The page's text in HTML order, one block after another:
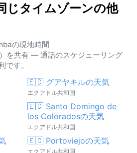
じタイムゾーンの他
の現地時間
を共有 — 通話のスケジューリング
です。
🇪🇨 グアヤキルの天気
エクアドル共和国
🇪🇨 Santo Domingo de
los Coloradosの天気
エクアドル共和国
🇪🇨 Portoviejoの天気
エクアドル共和国